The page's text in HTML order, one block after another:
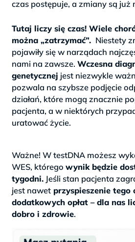
czas postępuje, a zmiany są już
Tutaj liczy się czas! Wiele
można „zatrzymać”. Niestety
pojawiły się w narządach
nami na zawsze. Wczesna
genetycznej jest niezwykle
pozwala na szybsze podjęcie
działań, które mogą znacznie
pacjenta, a w niektórych
uratować życie.
Ważne! W testDNA możesz
WES, którego wynik będzie
tygodni. Jeśli stan pacjenta
jest nawet przyspieszenie tego
dodatkowych opłat – dla nas
dobro i zdrowie.